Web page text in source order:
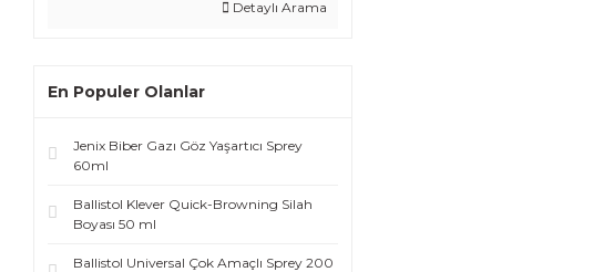
Detaylı Arama
En Populer Olanlar
Jenix Biber Gazı Göz Yaşartıcı Sprey
60ml
Ballistol Klever Quick-Browning Silah
Boyası 50 ml
Ballistol Universal Çok Amaçlı Sprey 200